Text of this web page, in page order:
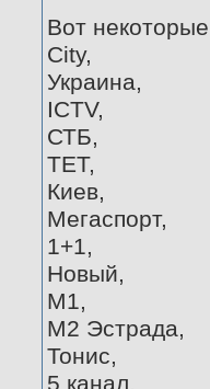
Вот
City,
Украина,
ICTV,
СТБ,
ТЕТ,
Киев,
Мегаспорт,
1+1,
Новый,
M1,
М2 Эстрада,
Тонис,
5 канал,